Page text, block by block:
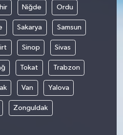
Niğde Ordu
Sakarya Samsun
Sinop Sivas
Tokat Trabzon
Van Yalova
Zonguldak